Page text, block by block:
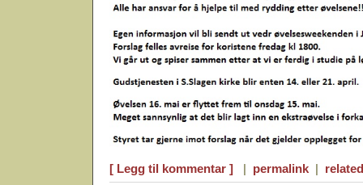
[ Legg til kommentar ] | permalink |